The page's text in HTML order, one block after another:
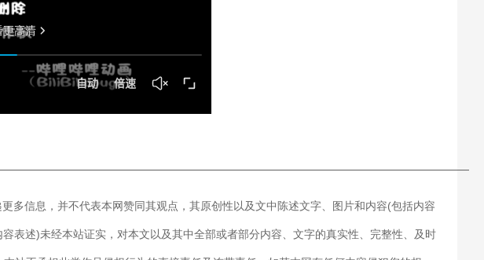
多信息，并不代表本网赞同其观点，其原创性以及文中陈述文字、图片和内容(包括内容
表述)未经本站证实，对本文以及其中全部或者部分内容、文字的真实性、完整性、及时